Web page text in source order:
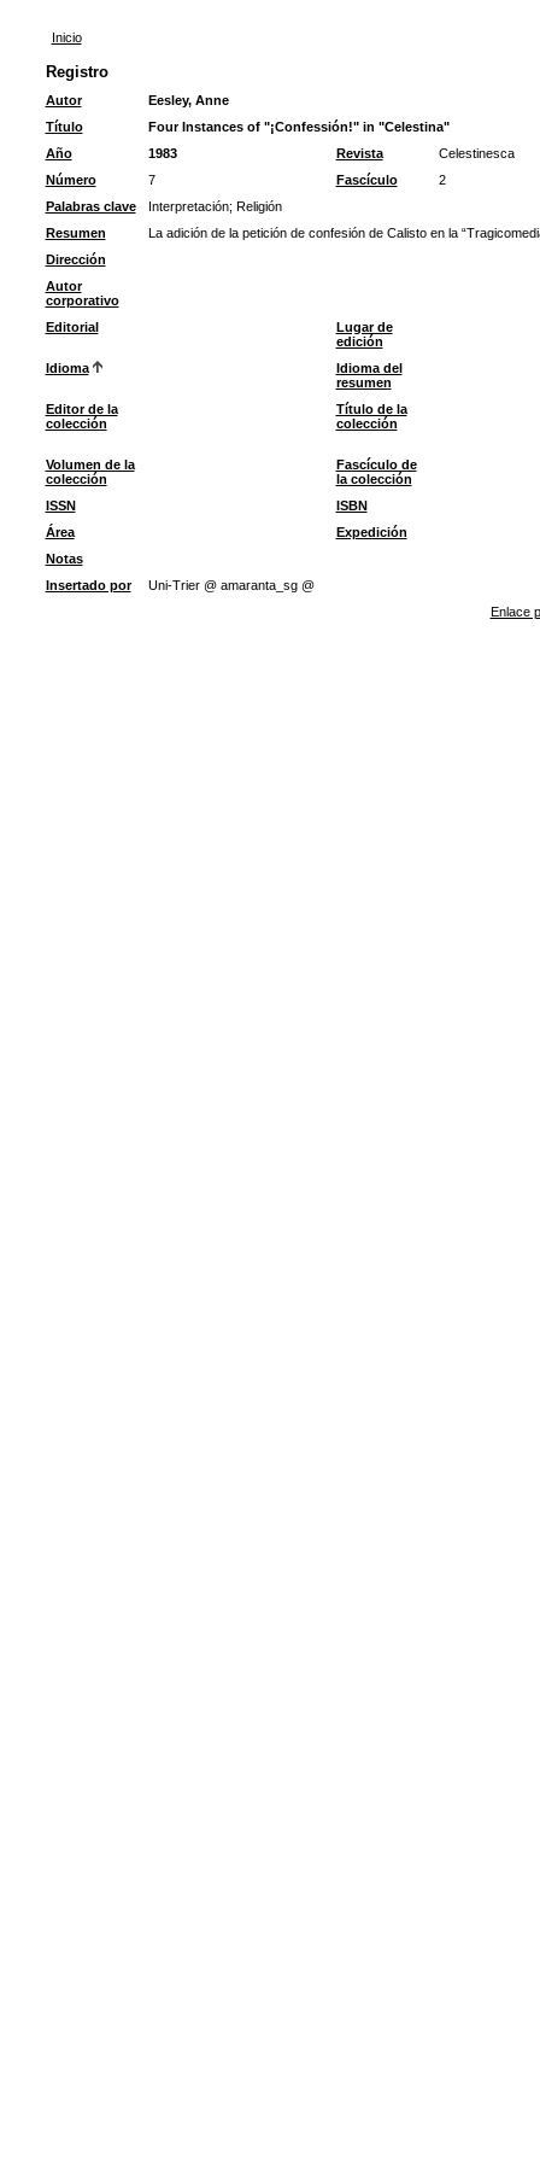
Inicio
Registro
Autor
Eesley, Anne
Título
Four Instances of "¡Confessión!" in "Celestina"
Año
1983 Revista
Celestinesca
Número
7 Fascículo
2
Palabras clave
Interpretación; Religión
Resumen
La adición de la petición de confesión de Calisto en la
Dirección
Autor
corporativo
Editorial
Lugar de
edición
Idioma
Idioma del
resumen
Editor de la
colección
Título de la
colección
Volumen de la
colección
Fascículo de
la colección
ISSN
ISBN
Área
Expedición
Notas
Insertado por
Uni-Trier @ amaranta_sg @
Enlace